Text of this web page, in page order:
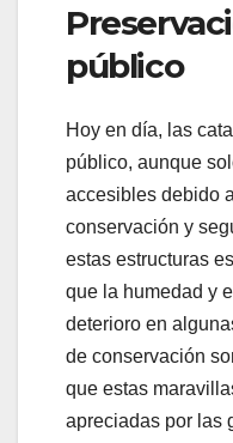
público
Hoy en día, las
público, aunque
accesibles debido
conservación y
estas estructuras
que la humedad y
deterioro en
de conservación
que estas
apreciadas por las